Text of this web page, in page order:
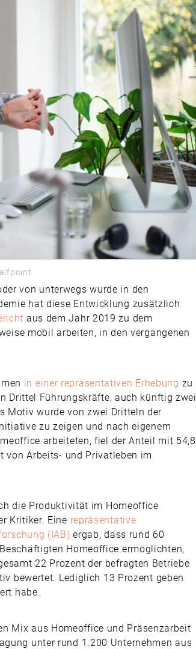
von unterwegs wurde in den
hat diese Entwicklung zusätzlich
aus dem Jahr 2019 zu dem
mobil arbeiten, in den vergangenen
in einer repräsentativen Erhebung zu
Drittel Führungskräfte, auch künftig zwei
Motiv wurde von zwei Dritteln der
zu zeigen und nach eigenem
arbeiteten, fiel der Anteil mit 54,8
von Arbeits- und Privatleben im
die Produktivität im Homeoffice
Kritiker. Eine repräsentative
(IAB) ergab, dass rund 60
Homeoffice ermöglichten,
22 Prozent der befragten Betriebe
bewertet. Lediglich 13 Prozent geben
habe.
Mix aus Homeoffice und Präsenzarbeit
unter rund 1.200 Unternehmen aus